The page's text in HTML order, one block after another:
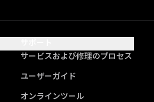
サービスおよび修理のプロセス
ユーザーガイド
オンラインツール